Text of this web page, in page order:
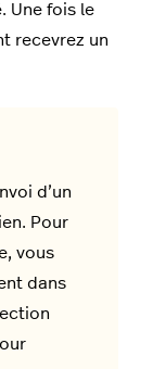
Une fois le
recevrez un
d’un
Pour
vous
dans